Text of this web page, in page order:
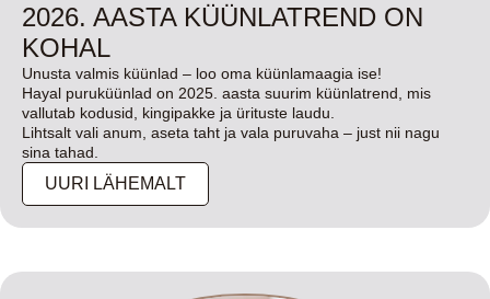
2026. AASTA KÜÜNLATREND ON
KOHAL
Unusta valmis küünlad – loo oma küünlamaagia ise!
Hayal puruküünlad on 2025. aasta suurim küünlatrend, mis
vallutab kodusid, kingipakke ja ürituste laudu.
Lihtsalt vali anum, aseta taht ja vala puruvaha – just nii nagu
sina tahad.
UURI LÄHEMALT